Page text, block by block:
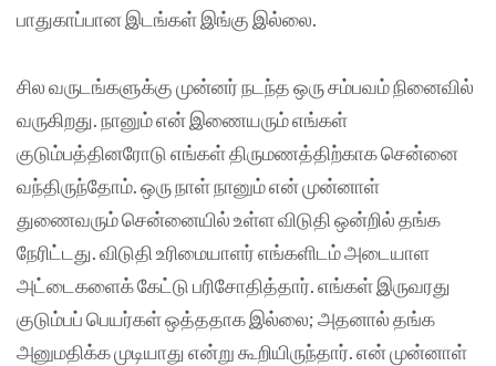
பாதுகாப்பான இடங்கள் இங்கு இல்லை.
சில வருடங்களுக்கு முன்னர் நடந்த ஒரு சம்பவம் நினைவில்
வருகிறது. நானும் என் இணையரும் எங்கள்
குடும்பத்தினரோடு எங்கள் திருமணத்திற்காக சென்னை
வந்திருந்தோம். ஒரு நாள் நானும் என் முன்னாள்
துணைவரும் சென்னையில் உள்ள விடுதி ஒன்றில் தங்க
நேரிட்டது. விடுதி உரிமையாளர் எங்களிடம் அடையாள
அட்டைகளைக் கேட்டு பரிசோதித்தார். எங்கள் இருவரது
குடும்பப் பெயர்கள் ஒத்ததாக இல்லை; அதனால் தங்க
அனுமதிக்க முடியாது என்று கூறியிருந்தார். என் முன்னாள்